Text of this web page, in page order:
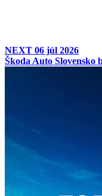
NEXT 06 júl 2026
Škoda Auto Slovensko